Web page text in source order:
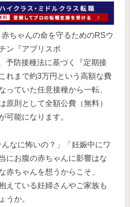
ちゃんの命を守るためのRSウ
ン『アブリスボ
予防接種法に基づく『定期接
れまで約3万円という高額な費
っていた任意接種から一転、
原則として全額公費（無料）
可能になります。
んなに怖いの？」「妊娠中にワ
にお腹の赤ちゃんに影響はな
赤ちゃんを想うからこそ、
えている妊婦さんやご家族も
うか。